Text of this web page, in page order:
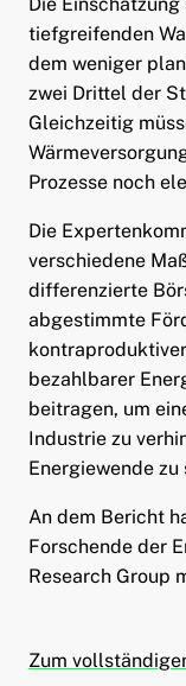
Die
tiefgreifenden
dem weniger
zwei Drittel der
Gleichzeitig
Prozesse noch
Die
verschiedene
differenzierte
abgestimmte
bezahlbarer
beitragen, um
Industrie zu
Energiewende zu
An dem Bericht
Forschende der
Research Group
Zum